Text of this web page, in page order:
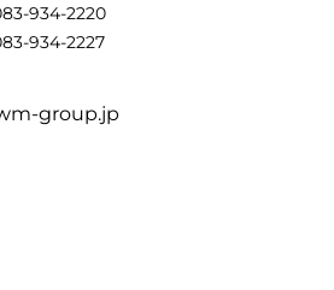
934-2220
934-2227
group.jp